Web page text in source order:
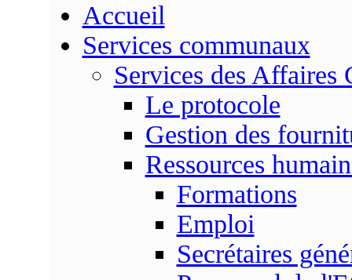
Accueil
Services communaux
Services des Affaires
Le protocole
Gestion des
Ressources
Formations
Emploi
Secrétaires